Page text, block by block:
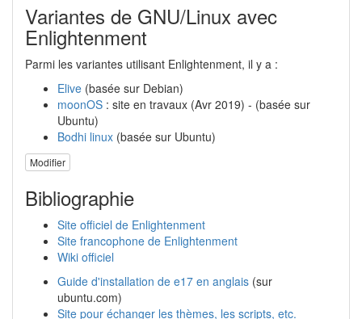
Variantes de GNU/Linux avec
Enlightenment
Parmi les variantes utilisant Enlightenment, il y a :
Elive (basée sur Debian)
moonOS : site en travaux (Avr 2019) - (basée sur
Ubuntu)
Bodhi linux (basée sur Ubuntu)
Modifier
Bibliographie
Site officiel de Enlightenment
Site francophone de Enlightenment
Wiki officiel
Guide d'installation de e17 en anglais (sur
ubuntu.com)
Site pour échanger les thèmes, les scripts, etc.